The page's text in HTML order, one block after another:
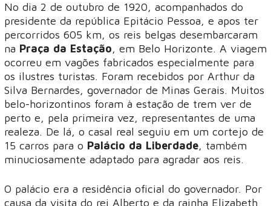
No dia 2 de outubro de 1920, acompanhados do
presidente da república Epitácio Pessoa, e apos ter
percorridos 605 km, os reis belgas desembarcaram
na Praça da Estação, em Belo Horizonte. A viagem
ocorreu em vagões fabricados especialmente para
os ilustres turistas. Foram recebidos por Arthur da
Silva Bernardes, governador de Minas Gerais. Muitos
belo-horizontinos foram à estação de trem ver de
perto e, pela primeira vez, representantes de uma
realeza. De lá, o casal real seguiu em um cortejo de
15 carros para o Palácio da Liberdade, também
minuciosamente adaptado para agradar aos reis.
O palácio era a residência oficial do governador. Por
causa da visita do rei Alberto e da rainha Elizabeth